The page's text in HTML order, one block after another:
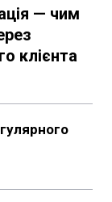
— чим
клієнта